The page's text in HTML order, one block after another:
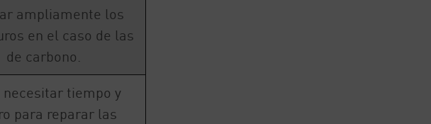
ampliamente los
en el caso de las
de carbono.
necesitar tiempo y
para reparar las